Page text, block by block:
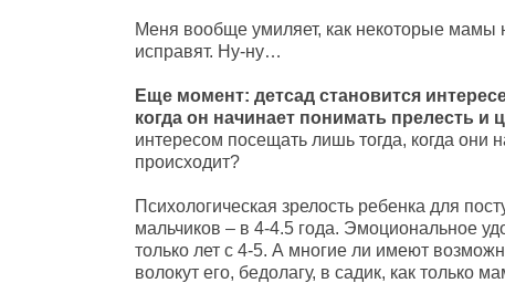
Меня вообще умиляет, как некоторые мамы
исправят. Ну-ну…
Еще момент: детсад становится
когда он начинает понимать прелесть и
интересом посещать лишь тогда, когда они
происходит?
Психологическая зрелость ребенка для
мальчиков – в 4-4.5 года. Эмоциональное
только лет с 4-5. А многие ли имеют
волокут его, бедолагу, в садик, как только